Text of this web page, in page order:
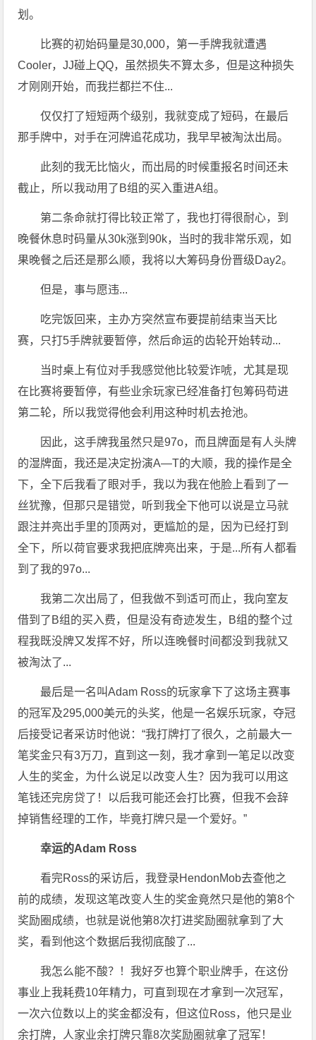
划。
比赛的初始码量是30,000，第一手牌我就遭遇
Cooler，JJ碰上QQ，虽然损失不算太多，但是这种损失
才刚刚开始，而我拦都拦不住...
仅仅打了短短两个级别，我就变成了短码，在最后
那手牌中，对手在河牌追花成功，我早早被淘汰出局。
此刻的我无比恼火，而出局的时候重报名时间还未
截止，所以我动用了B组的买入重进A组。
第二条命就打得比较正常了，我也打得很耐心，到
晚餐休息时码量从30k涨到90k，当时的我非常乐观，如
果晚餐之后还是那么顺，我将以大筹码身份晋级Day2。
但是，事与愿违...
吃完饭回来，主办方突然宣布要提前结束当天比
赛，只打5手牌就要暂停，然后命运的齿轮开始转动...
当时桌上有位对手我感觉他比较爱诈唬，尤其是现
在比赛将要暂停，有些业余玩家已经准备打包筹码苟进
第二轮，所以我觉得他会利用这种时机去抢池。
因此，这手牌我虽然只是97o，而且牌面是有人头牌
的湿牌面，我还是决定扮演A—T的大顺，我的操作是全
下，全下后我看了眼对手，我以为我在他脸上看到了一
丝犹豫，但那只是错觉，听到我全下他可以说是立马就
跟注并亮出手里的顶两对，更尴尬的是，因为已经打到
全下，所以荷官要求我把底牌亮出来，于是...所有人都看
到了我的97o...
我第二次出局了，但我做不到适可而止，我向室友
借到了B组的买入费，但是没有奇迹发生，B组的整个过
程我既没牌又发挥不好，所以连晚餐时间都没到我就又
被淘汰了...
最后是一名叫Adam Ross的玩家拿下了这场主赛事
的冠军及295,000美元的头奖，他是一名娱乐玩家，夺冠
后接受记者采访时他说：“我打牌打了很久，之前最大一
笔奖金只有3万刀，直到这一刻，我才拿到一笔足以改变
人生的奖金，为什么说足以改变人生？因为我可以用这
笔钱还完房贷了！以后我可能还会打比赛，但我不会辞
掉销售经理的工作，毕竟打牌只是一个爱好。”
幸运的Adam Ross
看完Ross的采访后，我登录HendonMob去查他之
前的成绩，发现这笔改变人生的奖金竟然只是他的第8个
奖励圈成绩，也就是说他第8次打进奖励圈就拿到了大
奖，看到他这个数据后我彻底酸了...
我怎么能不酸？！我好歹也算个职业牌手，在这份
事业上我耗费10年精力，可直到现在才拿到一次冠军，
一次六位数以上的奖金都没有，但这位Ross，他只是业
余打牌，人家业余打牌只靠8次奖励圈就拿了冠军！